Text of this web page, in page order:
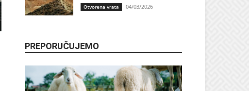
Otvorena vrata 04/03/2026
PREPORUČUJEMO